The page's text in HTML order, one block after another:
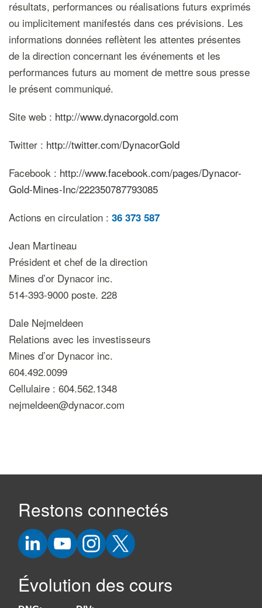
résultats, performances ou réalisations futurs exprimés
ou implicitement manifestés dans ces prévisions. Les
informations données reflètent les attentes présentes
de la direction concernant les événements et les
performances futurs au moment de mettre sous presse
le présent communiqué.
Site web : http://www.dynacorgold.com
Twitter : http://twitter.com/DynacorGold
Facebook : http://www.facebook.com/pages/Dynacor-
Gold-Mines-Inc/222350787793085
Actions en circulation : 36 373 587
Jean Martineau
Président et chef de la direction
Mines d’or Dynacor inc.
514-393-9000 poste. 228
Dale Nejmeldeen
Relations avec les investisseurs
Mines d’or Dynacor inc.
604.492.0099
Cellulaire : 604.562.1348
nejmeldeen@dynacor.com
Restons connectés
Évolution des cours